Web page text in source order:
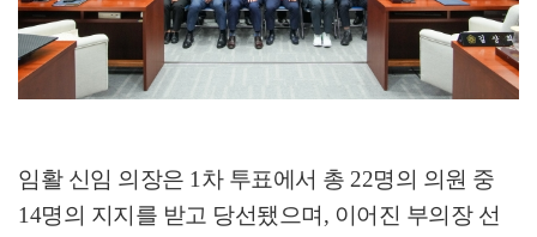
임활 신임 의장은 1차 투표에서 총 22명의 의원 중
14명의 지지를 받고 당선됐으며 , 이어진 부의장 선